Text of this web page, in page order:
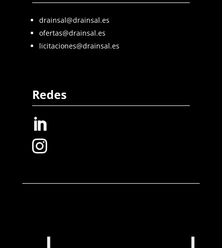
drainsal@drainsal.es
ofertas@drainsal.es
licitaciones@drainsal.es
Redes

